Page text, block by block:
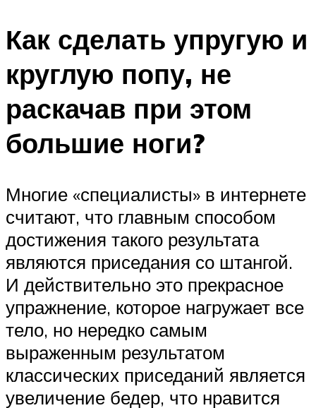
Как сделать упругую и
круглую попу, не
раскачав при этом
большие ноги?
Многие «специалисты» в интернете
считают, что главным способом
достижения такого результата
являются приседания со штангой.
И действительно это прекрасное
упражнение, которое нагружает все
тело, но нередко самым
выраженным результатом
классических приседаний является
увеличение бедер, что нравится